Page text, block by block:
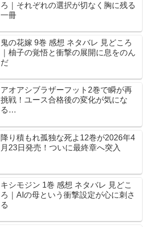
ろ｜それぞれの選択が切なく胸に残る
一冊
鬼の花嫁 9巻 感想 ネタバレ 見どころ
｜柚子の覚悟と衝撃の展開に息をのん
だ
アオアシブラザーフット2巻で瞬が再
挑戦！ユース合格後の変化が気にな
る…
降り積もれ孤独な死よ12巻が2026年4
月23日発売！ついに最終章へ突入
キシモジン 1巻 感想 ネタバレ 見どこ
ろ｜AIの母という衝撃設定が心に刺さ
る